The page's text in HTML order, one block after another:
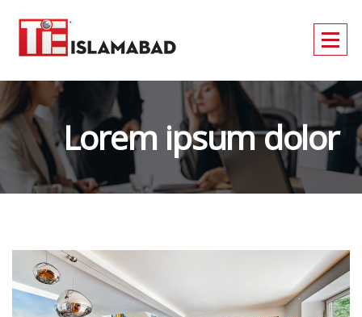
Lorem ipsum dolor
sit amet, consecte